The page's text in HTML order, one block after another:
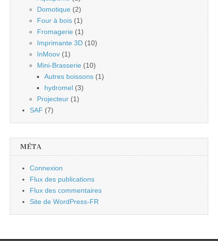
Domotique (2)
Four à bois (1)
Fromagerie (1)
Imprimante 3D (10)
InMoov (1)
Mini-Brasserie (10)
Autres boissons (1)
hydromel (3)
Projecteur (1)
SAF (7)
MÉTA
Connexion
Flux des publications
Flux des commentaires
Site de WordPress-FR